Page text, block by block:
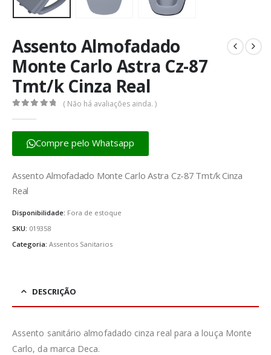
Assento Almofadado
Monte Carlo Astra Cz-87
Tmt/k Cinza Real
( Não há avaliações ainda. )
Compre pelo Whatsapp
Assento Almofadado Monte Carlo Astra Cz-87 Tmt/k Cinza
Real
Disponibilidade: Fora de estoque
SKU: 019358
Categoria: Assentos Sanitarios
DESCRIÇÃO
Assento sanitário almofadado cinza real para a louça Monte
Carlo, da marca Deca.